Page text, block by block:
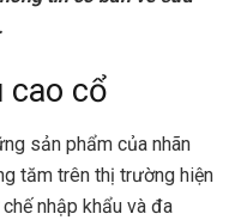
cao cổ
sản phẩm của nhãn
tăm trên thị trường hiện
nhập khẩu và đa